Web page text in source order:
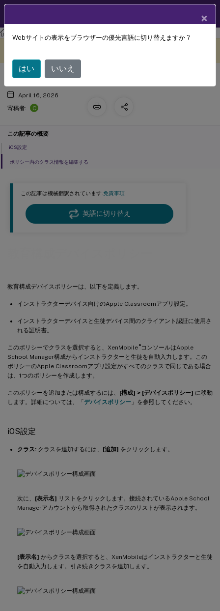
XenMobile Server 最新リリース XenMobile Server
この記事は機械翻訳されています.免責事項
英語に切り替え
教育構成デバイスポリシーは、以下を定義します。
インストラクターデバイス向けのApple Classroomアプリ設定。
インストラクターデバイスと生徒デバイス間のクライアント認証に使用さ
れる証明書。
このポリシーでクラスを選択すると、XenMobile ®コンソールはApple
School Manager構成からインストラクターと生徒を自動入力します。この
ポリシーのApple Classroomアプリ設定がすべてのクラスで同じである場合
は、1つのポリシーを作成します。
このポリシーを追加または構成するには、 [構成] > [デバイスポリシー] に移動
します。詳細については、「デバイスポリシー 」を参照してください。
iOS設定
クラス: クラスを追加するには、 [追加] をクリックします。
次に、 [表示名] リストをクリックします。接続されているApple School
Managerアカウントから取得されたクラスのリストが表示されます。
[表示名] からクラスを選択すると、XenMobileはインストラクターと生徒
を自動入力します。引き続きクラスを追加します。
教育構成デバイスポリシー
April 16, 2026
寄稿者:
C
この記事の概要
iOS設定
ポリシー内のクラス情報を編集する
×
Webサイトの表示をブラウザーの優先言語に切り替えますか ?
はい いいえ